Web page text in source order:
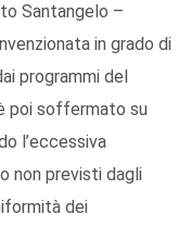
Santangelo –
in grado di
programmi del
poi soffermato su
l’eccessiva
non previsti dagli
dei